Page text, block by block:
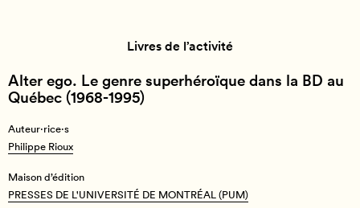
Livres de l’activité
Alter ego. Le genre superhéroïque dans la BD au
Québec (1968-1995)
Auteur·rice·s
Philippe Rioux
Maison d’édition
PRESSES DE L'UNIVERSITÉ DE MONTRÉAL (PUM)
Izabeau Legendre
AURA
Thara Charland
LA MÈCHE
Izabeau Legendre
NOEUDS ÉDITIONS